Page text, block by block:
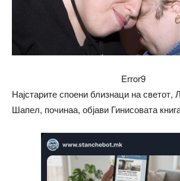
Error9
Најстарите споени близнаци на светот,
Шапел, починаа, објави Гинисовата